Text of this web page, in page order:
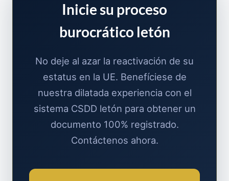
Inicie su proceso
burocrático letón
No deje al azar la reactivación de su
estatus en la UE. Benefíciese de
nuestra dilatada experiencia con el
sistema CSDD letón para obtener un
documento 100% registrado.
Contáctenos ahora.